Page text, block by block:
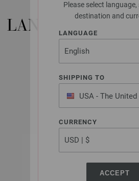
Please select
destination and
LANGUAGE
SHIPPING TO
USA - The
of America
CURRENCY
ACCEPT
LANA
LANA GROSSA